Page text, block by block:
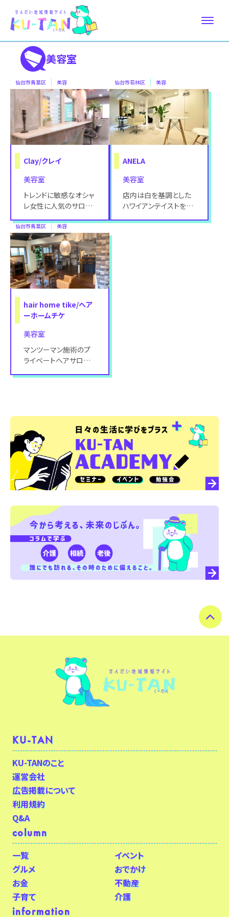
美容室
仙台市青葉区 美容
Clay/クレイ
美容室
トレンドに敏感なオシャ
レ女性に人気のサロン
通いやすいプライスと経
験豊富なスタ
仙台市若林区 美容
ANELA
美容室
店内は白を基調とした
ハワイアンテイストを感
仙台市青葉区 美容
hair home tike/ヘア
ーホームチケ
美容室
マンツーマン施術のプ
ライベートヘアサロン。
KU-TAN
KU-TANのこと
運営会社
広告掲載について
利用規約
Q&A
column
一覧
イベント
グルメ
おでかけ
お金
不動産
子育て
介護
information